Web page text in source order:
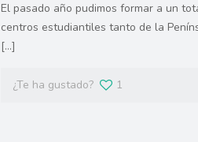
El pasado año pudimos formar a un
centros estudiantiles tanto de la
[…]
¿Te ha gustado? 1